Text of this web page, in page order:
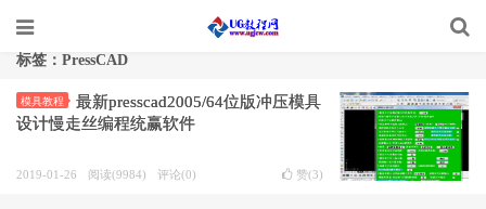
标签：PressCAD
模具教程
最新presscad2005/64位版冲压模具
设计慢走丝编程统赢软件
2019-01-26 阅读(9984) 评论(0) 赞(3)